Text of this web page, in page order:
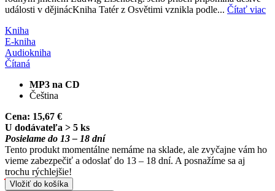
události v dějinácKniha Tatér z Osvětimi vznikla podle... Čítať viac
Kniha
E-kniha
Audiokniha
Čítaná
MP3 na CD
Čeština
Cena: 15,67 €
U dodávateľa > 5 ks
Posielame do 13 – 18 dní
Tento produkt momentálne nemáme na sklade, ale zvyčajne vám ho
vieme zabezpečiť a odoslať do 13 – 18 dní. A posnažíme sa aj
trochu rýchlejšie!
Vložiť do košíka